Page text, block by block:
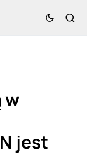
w
jest